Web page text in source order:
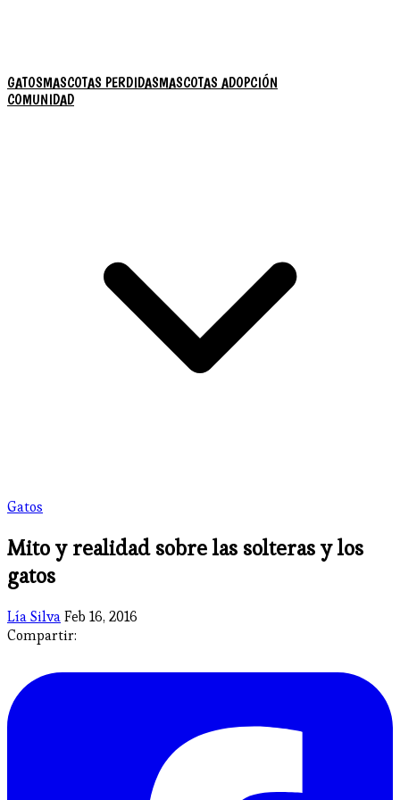
GATOSMASCOTAS PERDIDASMASCOTAS ADOPCIÓN
COMUNIDAD
Gatos
Mito y realidad sobre las solteras y los
gatos
Lía SilvaFeb 16, 2016
Compartir: